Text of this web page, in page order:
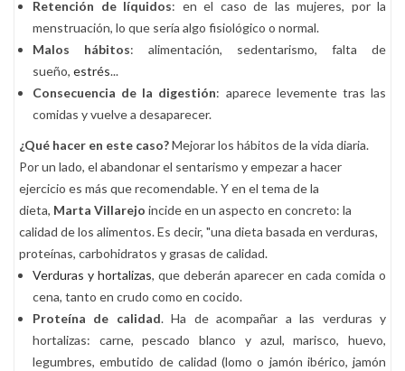
Retención de líquidos: en el caso de las mujeres, por la
menstruación, lo que sería algo fisiológico o normal.
Malos hábitos: alimentación, sedentarismo, falta de
sueño, estrés...
Consecuencia de la digestión: aparece levemente tras las
comidas y vuelve a desaparecer.
¿Qué hacer en este caso?Mejorar los hábitos de la vida diaria.
Por un lado, el abandonar el sentarismo y empezar a hacer
ejercicio es más que recomendable. Y en el tema de la
dieta, Marta Villarejo incide en un aspecto en concreto: la
calidad de los alimentos. Es decir, "una dieta basada en verduras,
proteínas, carbohidratos y grasas de calidad.
Verduras y hortalizas, que deberán aparecer en cada comida o
cena, tanto en crudo como en cocido.
Proteína de calidad. Ha de acompañar a las verduras y
hortalizas: carne, pescado blanco y azul, marisco, huevo,
legumbres, embutido de calidad (lomo o jamón ibérico, jamón